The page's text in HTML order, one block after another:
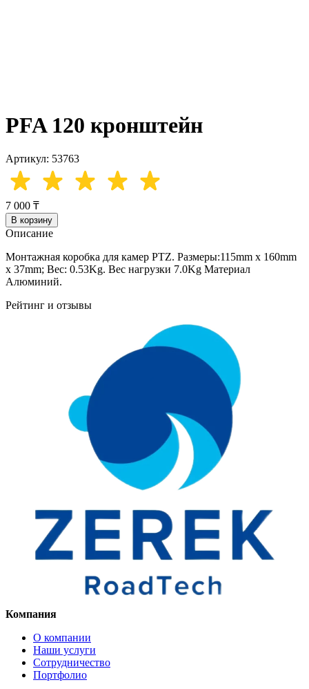
PFA 120 кронштейн
Артикул: 53763
7 000 ₸
В корзину
Описание
Монтажная коробка для камер PTZ. Размеры:115mm x 160mm
x 37mm; Вес: 0.53Kg. Вес нагрузки 7.0Kg Материал
Алюминий.
Рейтинг и отзывы
Компания
О компании
Наши услуги
Сотрудничество
Портфолио